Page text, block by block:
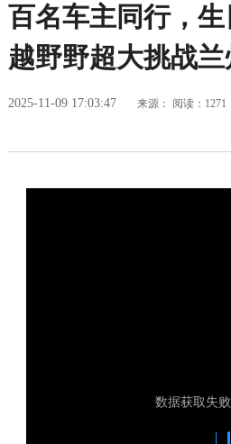
百名车主同行，
越野野超大挑战
2025-11-09 17:03:47 来源： 阅读：1271